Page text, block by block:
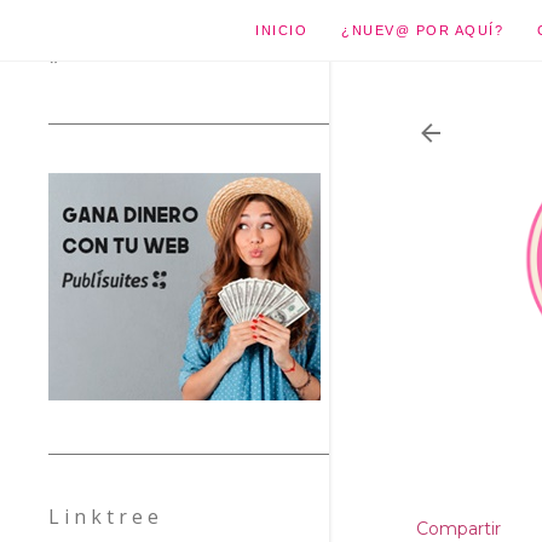
INICIO ¿NUEV@ POR AQUÍ?
Compartir
*
L i n k t r e e